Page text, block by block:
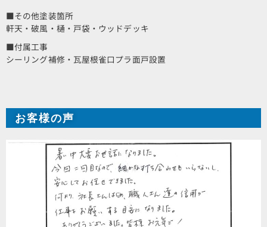
■その他塗装箇所
軒天・破風・樋・戸袋・ウッドデッキ
■付属工事
シーリング補修・瓦屋根雀口プラ面戸設置
お客様の声